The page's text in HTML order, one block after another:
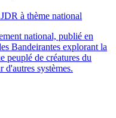
à thème national
national, publié en
Bandeirantes explorant la
peuplé de créatures du
systèmes.